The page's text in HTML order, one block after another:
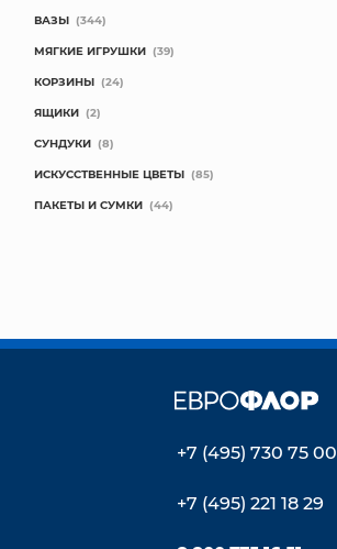
ВАЗЫ (344)
МЯГКИЕ ИГРУШКИ (39)
КОРЗИНЫ (24)
ЯЩИКИ (2)
СУНДУКИ (8)
ИСКУССТВЕННЫЕ ЦВЕТЫ (85)
ПАКЕТЫ И СУМКИ (44)
+7 (495) 730 75 00
+7 (495) 221 18 29